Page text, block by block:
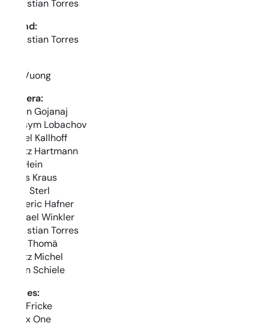
Sebastian Torres
Sound:
Sebastian Torres
Leo Vuong
Camera:
Driton Gojanaj
Maksym Lobachov
Daniel Kallhoff
Moritz Hartmann
Jan Hein
Lukas Kraus
Kathi Sterl
Frederic Hafner
Michael Winkler
Sebastian Torres
Felix Thomä
Moritz Michel
Julian Schiele
Drones:
Lars Fricke
Airpix One